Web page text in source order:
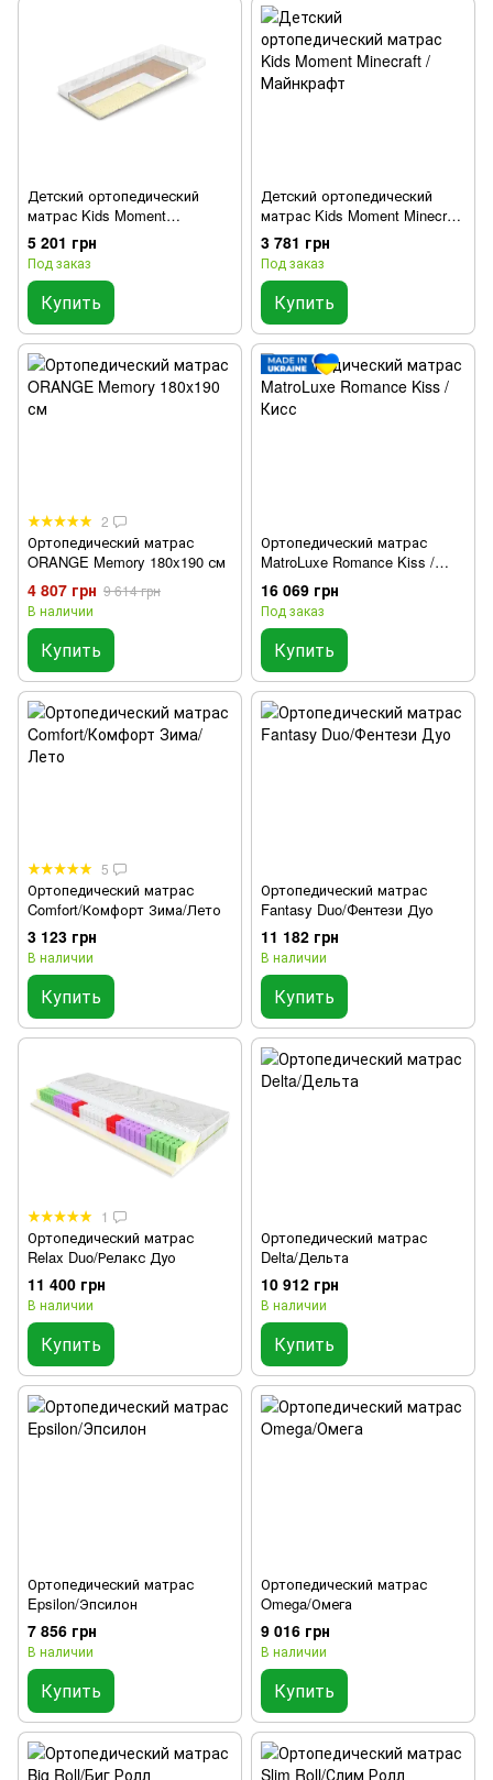
Детский ортопедический
матрас Kids Moment
Hotwheels / Хотвилс
5 201 грн
Под заказ
Купить
Детский ортопедический
матрас Kids Moment Minecraft
/ Майнкрафт
3 781 грн
Под заказ
Купить
2
Ортопедический матрас
ORANGE Memory 180x190 см
4 807 грн 9 614 грн
В наличии
Купить
Ортопедический матрас
MatroLuxe Romance Kiss /
Кисс
16 069 грн
Под заказ
Купить
5
Ортопедический матрас
Comfort/Комфорт Зима/Лето
3 123 грн
В наличии
Купить
Ортопедический матрас
Fantasy Duo/Фентези Дуо
11 182 грн
В наличии
Купить
1
Ортопедический матрас
Relax Duo/Релакс Дуо
11 400 грн
В наличии
Купить
Ортопедический матрас
Delta/Дельта
10 912 грн
В наличии
Купить
Ортопедический матрас
Epsilon/Эпсилон
7 856 грн
В наличии
Купить
Ортопедический матрас
Omega/Омега
9 016 грн
В наличии
Купить